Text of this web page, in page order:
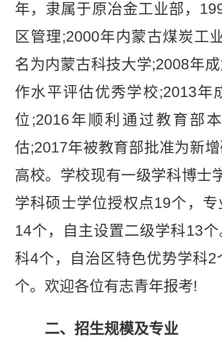
年，隶属于原冶金工业部，
区管理;2000年内蒙古煤炭工
名为内蒙古科技大学;2008年
作水平评估优秀学校;2013年
位;2016年顺利通过教育部
估;2017年被教育部批准为新
高校。学校现有一级学科博士
学科硕士学位授权点19个，
14个，自主设置二级学科13
科4个，自治区特色优势学科
个。欢迎各位有志青年报考!
二、招生规模及专业